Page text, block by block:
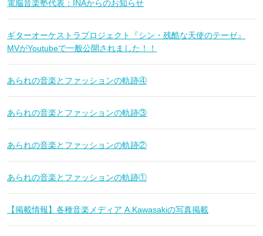
電脳音楽塾代表：INAからのお知らせ
ギターオーケストラプロジェクト『シン・残酷な天使のテーゼ』
MVがYoutubeで一般公開されました！！
あられの音楽とファッションの軌跡④
あられの音楽とファッションの軌跡③
あられの音楽とファッションの軌跡②
あられの音楽とファッションの軌跡①
【掲載情報】各種音楽メディア A.Kawasakiの写真掲載